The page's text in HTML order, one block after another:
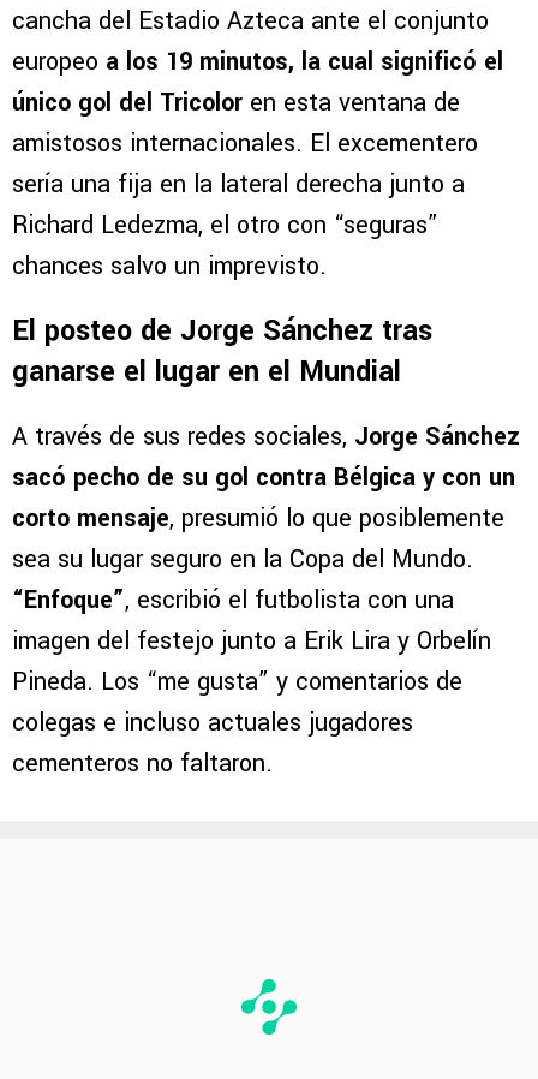
cancha del Estadio Azteca ante el conjunto
europeo a los 19 minutos, la cual significó el
único gol del Tricolor en esta ventana de
amistosos internacionales. El excementero
sería una fija en la lateral derecha junto a
Richard Ledezma, el otro con “seguras”
chances salvo un imprevisto.
El posteo de Jorge Sánchez tras
ganarse el lugar en el Mundial
A través de sus redes sociales, Jorge Sánchez
sacó pecho de su gol contra Bélgica y con un
corto mensaje, presumió lo que posiblemente
sea su lugar seguro en la Copa del Mundo.
“Enfoque”, escribió el futbolista con una
imagen del festejo junto a Erik Lira y Orbelín
Pineda. Los “me gusta” y comentarios de
colegas e incluso actuales jugadores
cementeros no faltaron.